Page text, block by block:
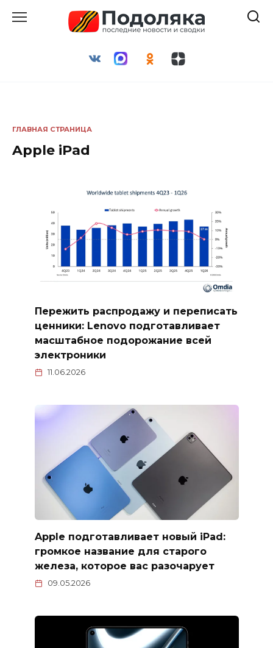
ГЛАВНАЯ СТРАНИЦА
Apple iPad
Пережить распродажу и переписать
ценники: Lenovo подготавливает
масштабное подорожание всей
электроники
11.06.2026
Apple подготавливает новый iPad:
громкое название для старого
железа, которое вас разочарует
09.05.2026